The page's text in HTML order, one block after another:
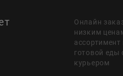
Онлайн
низким
готовой еды
курьером